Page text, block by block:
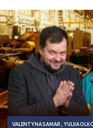
VALENTYNA SAMAR YULIIA